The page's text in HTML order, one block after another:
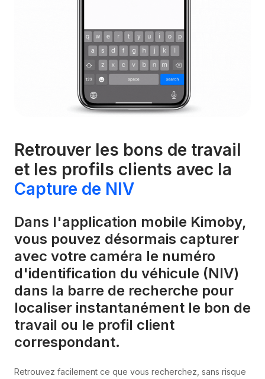
Retrouver les bons de travail
et les profils clients avec la
Capture de NIV
Dans l'application mobile Kimoby,
vous pouvez désormais capturer
avec votre caméra le numéro
d'identification du véhicule (NIV)
dans la barre de recherche pour
localiser instantanément le bon de
travail ou le profil client
correspondant.
Retrouvez facilement ce que vous recherchez, sans risque